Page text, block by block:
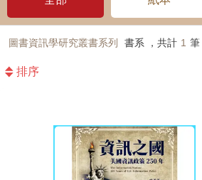
圖書資訊學研究叢書系列 書系 ，共計 1 筆
排序